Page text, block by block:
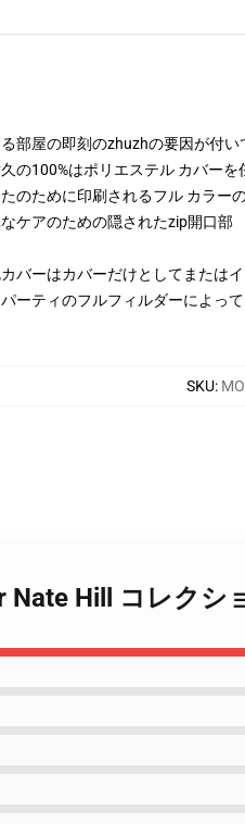
部屋の即刻のzhuzhの要因が付
の100%はポリエステル カバー
のために印刷されるフル カラー
ケアのための隠されたzip開口部
バーはカバーだけとしてまたは
ーティのフルフィルダーによっ
SKU:
Nate Hill コレクシ